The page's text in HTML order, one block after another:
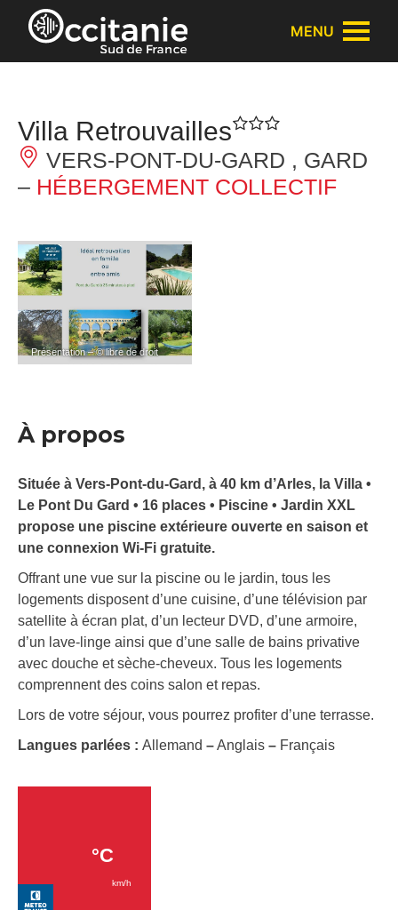
Panneau de gestion des cookies
MENU
Villa Retrouvailles
VERS-PONT-DU-GARD , GARD
– HÉBERGEMENT COLLECTIF
Présentation – © libre de droit
À propos
Située à Vers-Pont-du-Gard, à 40 km d’Arles, la Villa •
Le Pont Du Gard • 16 places • Piscine • Jardin XXL
propose une piscine extérieure ouverte en saison et
une connexion Wi-Fi gratuite.
Offrant une vue sur la piscine ou le jardin, tous les
logements disposent d’une cuisine, d’une télévision par
satellite à écran plat, d’un lecteur DVD, d’une armoire,
d’un lave-linge ainsi que d’une salle de bains privative
avec douche et sèche-cheveux. Tous les logements
comprennent des coins salon et repas.
Lors de votre séjour, vous pourrez profiter d’une terrasse.
Langues parlées : Allemand –Anglais – Français